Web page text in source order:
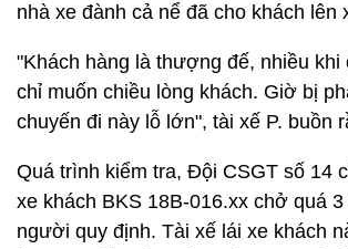
nhà xe đành cả nể đã cho khách lên
"Khách hàng là thượng đế, nhiều khi
chỉ muốn chiều lòng khách. Giờ bị
chuyến đi này lỗ lớn", tài xế P. buồn
Quá trình kiểm tra, Đội CSGT số 14
xe khách BKS 18B-016.xx chở quá
người quy định. Tài xế lái xe khách